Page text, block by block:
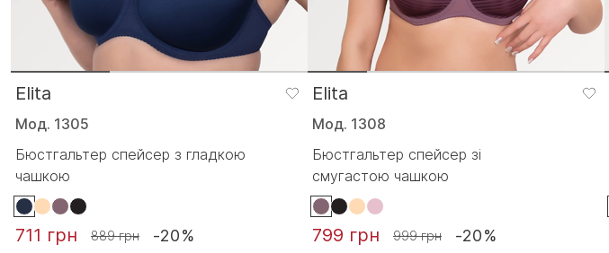
Elita
Мод. 1305
Бюстгальтер спейсер з гладкою
чашкою
711 грн 889 грн -20%
Elita
Мод. 1308
Бюстгальтер спейсер зі
смугастою чашкою
799 грн 999 грн -20%